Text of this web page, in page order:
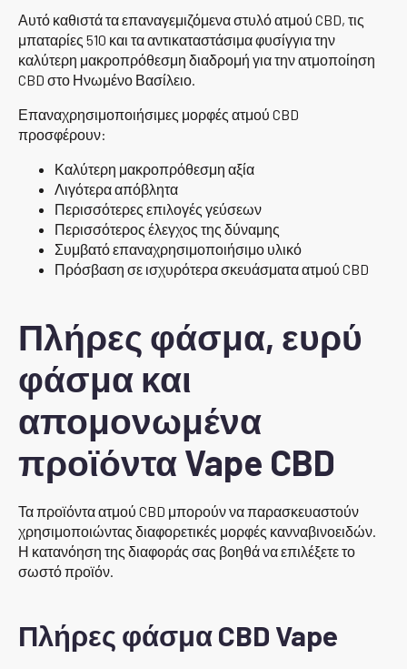
Αυτό καθιστά τα επαναγεμιζόμενα στυλό ατμού CBD, τις
μπαταρίες 510 και τα αντικαταστάσιμα φυσίγγια την
καλύτερη μακροπρόθεσμη διαδρομή για την ατμοποίηση
CBD στο Ηνωμένο Βασίλειο.
Επαναχρησιμοποιήσιμες μορφές ατμού CBD
προσφέρουν:
Καλύτερη μακροπρόθεσμη αξία
Λιγότερα απόβλητα
Περισσότερες επιλογές γεύσεων
Περισσότερος έλεγχος της δύναμης
Συμβατό επαναχρησιμοποιήσιμο υλικό
Πρόσβαση σε ισχυρότερα σκευάσματα ατμού CBD
Πλήρες φάσμα, ευρύ
φάσμα και
απομονωμένα
προϊόντα Vape CBD
Τα προϊόντα ατμού CBD μπορούν να παρασκευαστούν
χρησιμοποιώντας διαφορετικές μορφές κανναβινοειδών.
Η κατανόηση της διαφοράς σας βοηθά να επιλέξετε το
σωστό προϊόν.
Πλήρες φάσμα CBD Vape